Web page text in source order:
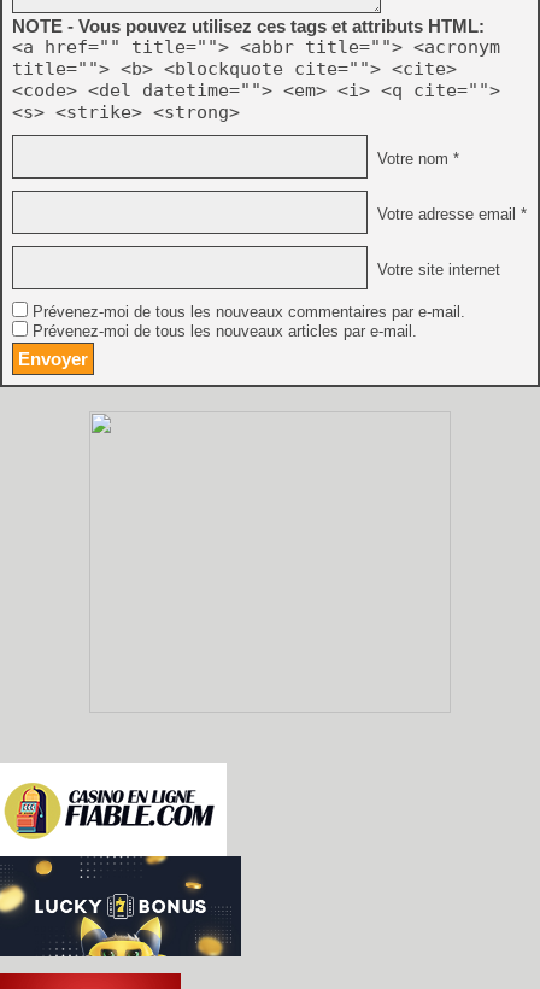
NOTE - Vous pouvez utilisez ces tags et attributs HTML:
<a href="" title=""> <abbr title=""> <acronym
title=""> <b> <blockquote cite=""> <cite>
<code> <del datetime=""> <em> <i> <q cite="">
<s> <strike> <strong>
Votre nom *
Votre adresse email *
Votre site internet
Prévenez-moi de tous les nouveaux commentaires par e-mail.
Prévenez-moi de tous les nouveaux articles par e-mail.